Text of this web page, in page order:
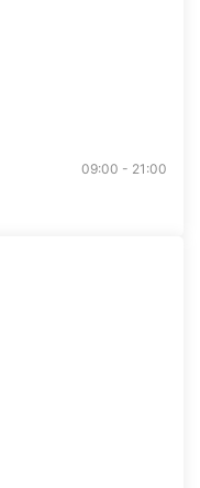
09:00 - 21:00